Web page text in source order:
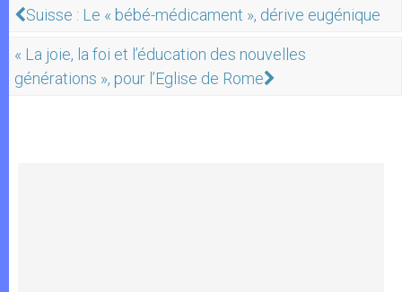
Suisse : Le « bébé-médicament », dérive eugénique
« La joie, la foi et l’éducation des nouvelles
générations », pour l’Eglise de Rome